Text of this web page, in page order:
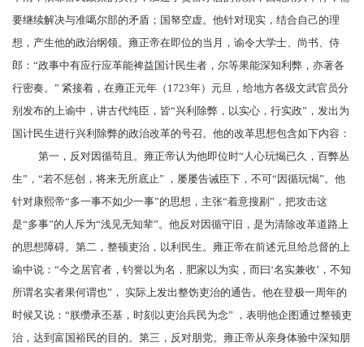
要继续解决与准噶尔部的矛盾；国帑空虚。他针对现实，结合自己的理
想，产生他的政治纲领。雍正帝在即位的当月，谕令大学士、 尚书
侍
郎 ：“政事中有应行应革能裨益 国计民生者，尔等果能深知利弊，亦著各
行密奏 。” 紧接着，在雍正元年（1723年）元旦，给地方各级文武官员分
别发布的上谕中，讲古代纯臣，皆“兴利除弊，以实心，行实政”，发出为
国计民生进行兴利除弊的政治改革的号召。他的改革思想包含如下内容：
第一，反对因循苟且 。雍正帝认为他即位时“人心玩愒已久，百弊丛
生”，“若不惩创，将来无所底止” ，屡屡告诫臣下，不可“因循玩愒”。他
针对康熙帝“多一事不如少一事”的思想，主张“着意搜剔”，把攻击这
是“多事”的人斥为“浅见无知辈”。他反对因循守旧，是为清除改革道路上
的思想障碍。第二，整顿吏治，以利民生。雍正帝在前述元旦给总督的上
谕中说：“今之居官者，钓誉以为名，肥家以为实，而曰‘名实兼收’，不知
所谓名实者果何谓也”， 实际上发出整饬吏治的通告。他在登极一周年的
时候又说：“朕缵承丕基，时刻以吏治兵民为念” ，表明他企图通过整顿吏
治，达到富国裕民的目的。第三，反对朋党。雍正帝从亲身体验中深知朋